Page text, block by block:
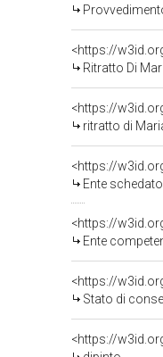
<https://
Ritratto Di
ritratto di
<https://
Ente schedatore del bene
<https://
Ente competente per
<https://
Stato di
<https://